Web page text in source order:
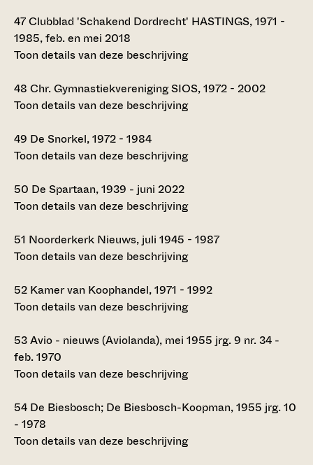
47Clubblad 'Schakend Dordrecht' HASTINGS, 1971 -
1985, feb. en mei 2018
Toon details van deze beschrijving
48 Chr. Gymnastiekvereniging SIOS, 1972 - 2002
Toon details van deze beschrijving
49 De Snorkel, 1972 - 1984
Toon details van deze beschrijving
50 De Spartaan, 1939 - juni 2022
Toon details van deze beschrijving
51 Noorderkerk Nieuws, juli 1945 - 1987
Toon details van deze beschrijving
52 Kamer van Koophandel, 1971 - 1992
Toon details van deze beschrijving
53Avio - nieuws (Aviolanda), mei 1955 jrg. 9 nr. 34 -
feb. 1970
Toon details van deze beschrijving
54 De Biesbosch; De Biesbosch-Koopman, 1955 jrg. 10
- 1978
Toon details van deze beschrijving